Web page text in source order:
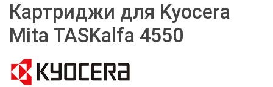
Картриджи для Kyocera
Mita TASKalfa 4550